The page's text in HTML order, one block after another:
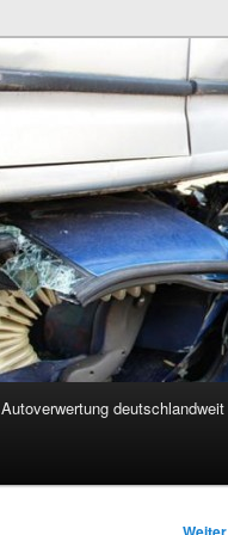
Autoverwertung deutschlandweit